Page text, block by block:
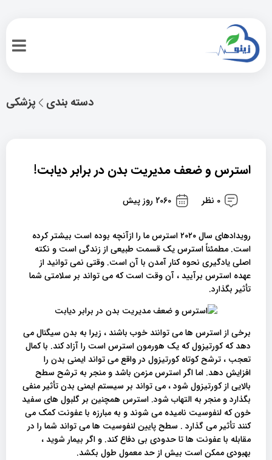
پزشکی دسته بندی
استرس و ضعف مدیریت بدن در برابر دیابت!
0 نظر 2060 روز پیش
رویدادهای سال ۲۰۲۰ استرس ما را ازآنچه بوده است بیشتر کرده
است. مطمئناً استرس یک قسمت طبیعی از زندگی است و نکته
اصلی یادگیری نحوه کنار آمدن با آن است. وقتی نمی توانید از
عهده استرس برآیید ، آن وقت است که می تواند بر سلامتی شما
تأثیر بگذارد.
برخی از استرس ها می توانند خوب باشند ، زیرا به بدن سیگنال می
دهد که کورتیزول که یک هورمون استرس است را آزاد کند. با کمال
تعجب ، ترشح کوتاه کورتیزول در واقع می تواند ایمنی بدن را
افزایش دهد. اما اگر استرس مزمن باشد و منجر به ترشح سطح
بالایی از کورتیزول شود ، می تواند بر سیستم ایمنی بدن تأثیر منفی
بگذارد و منجر به التهاب شود. استرس همچنین بر گلبول های سفید
خون که لنفوسیت نامیده می شوند و به مبارزه با عفونت کمک می
کنند تأثیر می گذارد . سطح پایین لنفوسیت ها می تواند شما را در
مقابله با عفونت ها تا حدودی بی دفاع کند. و اگر بیمار شوید ،
بهبودی ممکن است بیش از حد معمول طول بکشد.